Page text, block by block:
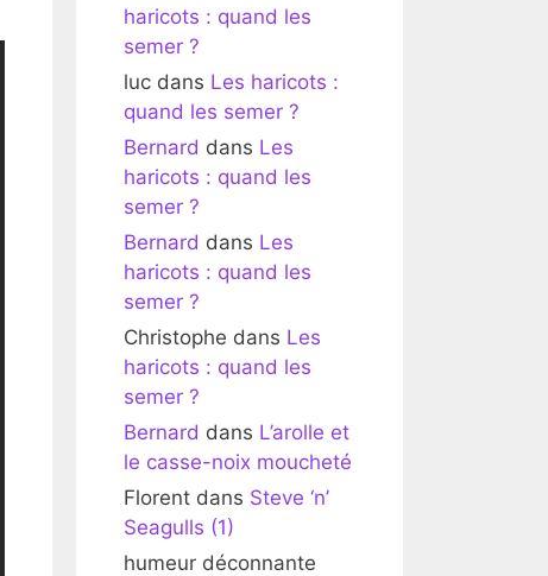
haricots : quand les
semer ?
luc dans Les haricots :
quand les semer ?
Bernard dans Les
haricots : quand les
semer ?
Bernard dans Les
haricots : quand les
semer ?
Christophe dans Les
haricots : quand les
semer ?
Bernard dans L’arolle et
le casse-noix moucheté
Florent dans Steve ‘n’
Seagulls (1)
humeur déconnante